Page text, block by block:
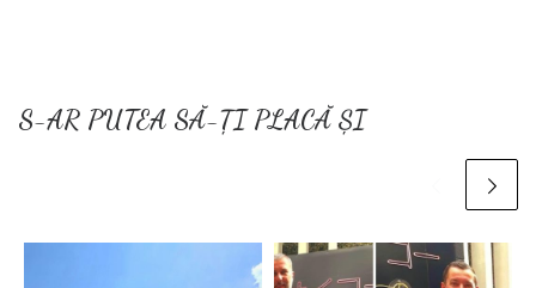
S-AR PUTEA SĂ-ȚI PLACĂ ȘI